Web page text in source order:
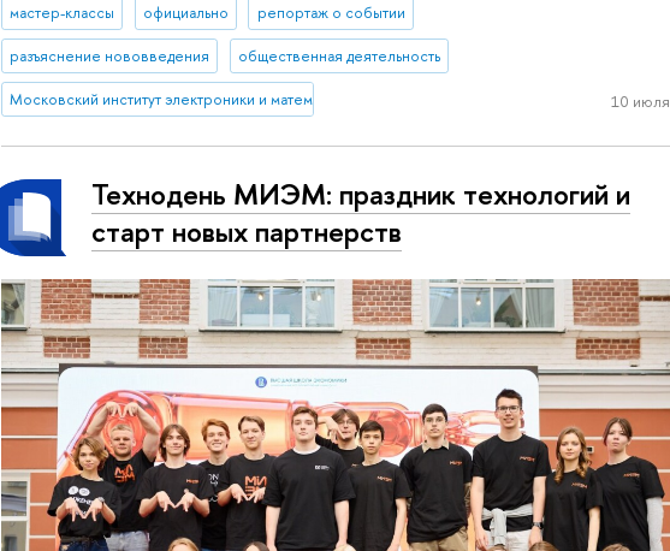
мастер-классы официально репортаж о событии
разъяснение нововведения общественная деятельность
Московский институт электроники и математики им. А.Н. Тихонова 10 июля
Технодень МИЭМ: праздник технологий и
старт новых партнерств